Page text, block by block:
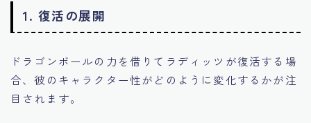
1. 復活の展開
ドラゴンボールの力を借りてラディッツが復活する場
合、彼のキャラクター性がどのように変化するかが注
目されます。